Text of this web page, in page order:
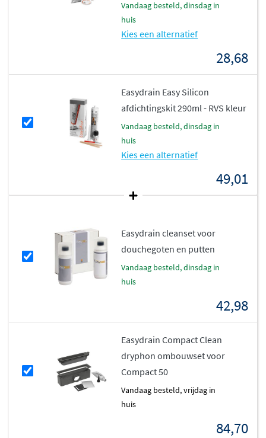
vandaag besteld, dinsdag in
huis
Kies een alternatief
28,68
Easydrain Easy Silicon
afdichtingskit 290ml - RVS kleur
vandaag besteld, dinsdag in
huis
Kies een alternatief
49,01
Easydrain cleanset voor
douchegoten en putten
vandaag besteld, dinsdag in
huis
42,98
Easydrain Compact Clean
dryphon ombouwset voor
Compact 50
vandaag besteld, vrijdag in
huis
84,70